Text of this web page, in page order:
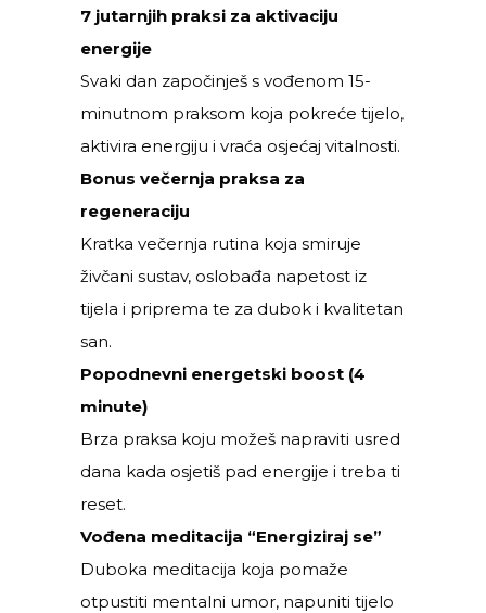
7 jutarnjih praksi za aktivaciju
energije
Svaki dan započinješ s vođenom 15-
minutnom praksom koja pokreće tijelo,
aktivira energiju i vraća osjećaj vitalnosti.
Bonus večernja praksa za
regeneraciju
Kratka večernja rutina koja smiruje
živčani sustav, oslobađa napetost iz
tijela i priprema te za dubok i kvalitetan
san.
Popodnevni energetski boost (4
minute)
Brza praksa koju možeš napraviti usred
dana kada osjetiš pad energije i treba ti
reset.
Vođena meditacija “Energiziraj se”
Duboka meditacija koja pomaže
otpustiti mentalni umor, napuniti tijelo